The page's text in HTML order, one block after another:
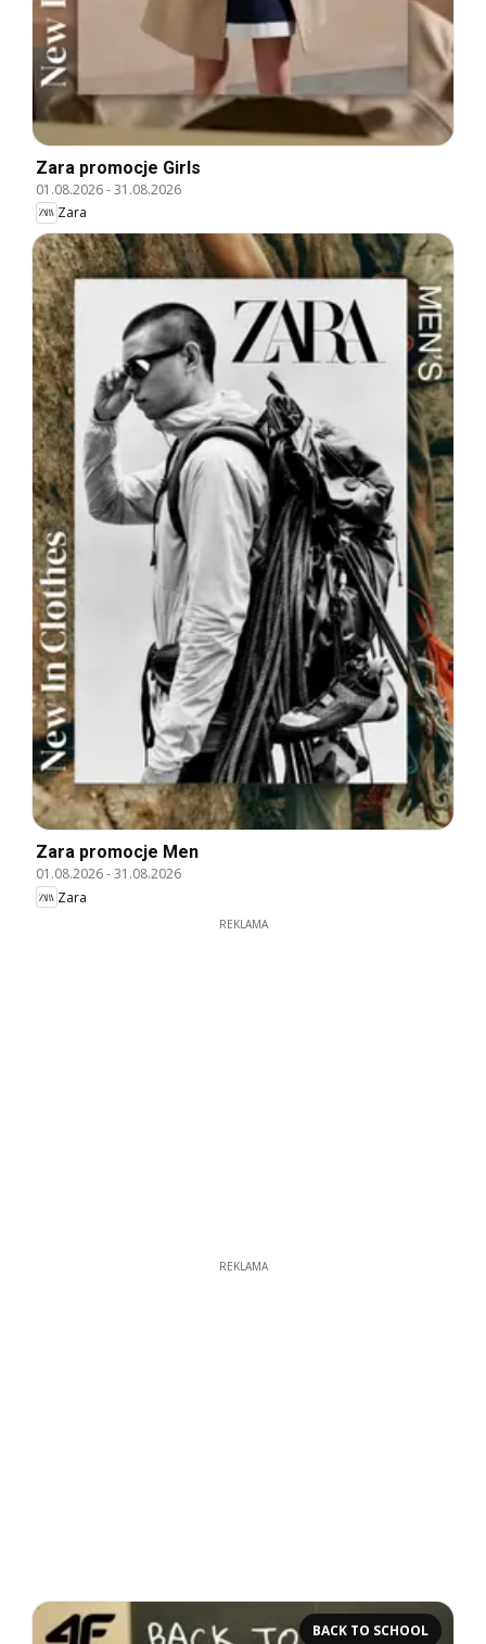
Zara promocje Girls
01.08.2026-31.08.2026
Zara
Zara promocje Men
01.08.2026-31.08.2026
Zara
REKLAMA
REKLAMA
BACK TO SCHOOL